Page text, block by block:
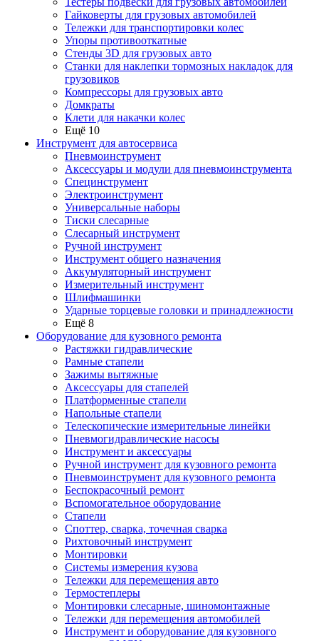
Гайковерты для грузовых автомобилей
Тележки для транспортировки колес
Упоры противооткатные
Стенды 3D для грузовых авто
Станки для наклепки тормозных накладок для
грузовиков
Компрессоры для грузовых авто
Домкраты
Клети для накачки колес
Ещё 10
Инструмент для автосервиса
Пневмоинструмент
Аксессуары и модули для пневмоинструмента
Специнструмент
Электроинструмент
Универсальные наборы
Тиски слесарные
Слесарный инструмент
Ручной инструмент
Инструмент общего назначения
Аккумуляторный инструмент
Измерительный инструмент
Шлифмашинки
Ударные торцевые головки и принадлежности
Ещё 8
Оборудование для кузовного ремонта
Растяжки гидравлические
Рамные стапели
Зажимы вытяжные
Аксессуары для стапелей
Платформенные стапели
Напольные стапели
Телескопические измерительные линейки
Пневмогидравлические насосы
Инструмент и аксессуары
Ручной инструмент для кузовного ремонта
Пневмоинструмент для кузовного ремонта
Беспокрасочный ремонт
Вспомогательное оборудование
Стапели
Споттер, сварка, точечная сварка
Рихтовочный инструмент
Монтировки
Системы измерения кузова
Тележки для перемещения авто
Термостеплеры
Монтировки слесарные, шиномонтажные
Тележки для перемещения автомобилей
Инструмент и оборудование для кузовного